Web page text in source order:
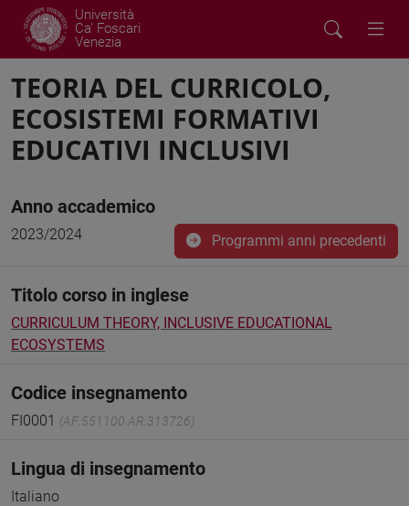
Università
Ca' Foscari
Venezia
TEORIA DEL CURRICOLO,
ECOSISTEMI FORMATIVI
EDUCATIVI INCLUSIVI
Anno accademico
2023/2024 Programmi anni precedenti
Titolo corso in inglese
CURRICULUM THEORY, INCLUSIVE EDUCATIONAL
ECOSYSTEMS
Codice insegnamento
FI0001 (AF:551100 AR:313726)
Lingua di insegnamento
Italiano